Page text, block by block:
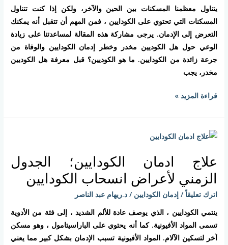
يتناول معظمنا المسكنات بين الحين والآخر، ولكن إذا كنت تتناول
المسكنات التي تحتوي على الكودايين ، فمن المهم أن تتقبل أنه يمكنك
التعرض إلى الإدمان. يرجى مشاركة هذه المقالة لمساعدتنا على زيادة
الوعي حول هل الكوديين مخدر وخطر إدمان الكودايين والوفاة من
جرعة زائدة من الكودايين. ما هو الكوديين؟ قبل معرفة هل الكوديين
مخدر، يجب
الجرعة
الزائدة
من
الكودايين؟
قراءة المزيد »
علاج ادمان الكودايين؛ الجدول
الزمني لأعراض انسحاب الكودايين
اترك تعليقاً /إدمان الكودايين /د.ريهام عبد الناصر
ينتمي الكودايين ، الذي يوصف عادة للألم الشديد ، إلى فئة من الأدوية
تسمى المواد الأفيونية. كما أنه يحتوي على الباراسيتامول ، وهو مسكن
آخر لتسكين الآلام. المواد الأفيونية تسبب الإدمان بشكل كبير مما يعني
علاج
الكودايين؛
الجدول
الزمني
لأعراض
انسحاب
الكودايين